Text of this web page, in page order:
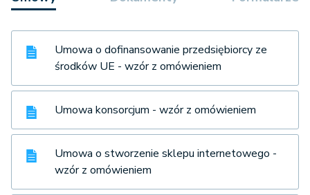
Umowa o dofinansowanie przedsiębiorcy ze
środków UE - wzór z omówieniem
Umowa konsorcjum - wzór z omówieniem
Umowa o stworzenie sklepu internetowego -
wzór z omówieniem